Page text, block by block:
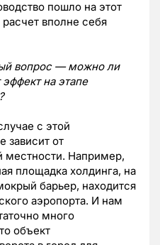
пошло на этот
вполне себя
вопрос — можно ли
на этапе
с этой
зависит от
местности. Например,
площадка холдинга, на
барьер, находится
аэропорта. И нам
много
объект